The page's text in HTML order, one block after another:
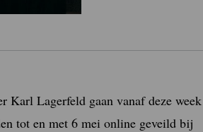
Karl Lagerfeld gaan vanaf deze week
tot en met 6 mei online geveild bij